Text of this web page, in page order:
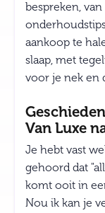
bespreken,
aankoop te
slaap, met
voor je nek en
Van Luxe
Je hebt vast
gehoord dat
komt ooit in
Nou ik kan je